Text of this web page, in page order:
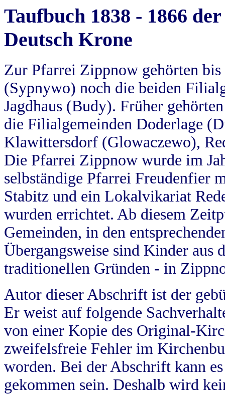
Taufbuch 1838 - 1866
Deutsch Krone
Zur Pfarrei Zippnow gehörten
(Sypnywo) noch die beiden
Jagdhaus (Budy). Früher
die Filialgemeinden Doderlage
Klawittersdorf (Glowaczewo),
Die Pfarrei Zippnow wurde im
selbständige Pfarrei Freudenfier
Stabitz und ein Lokalvikariat
wurden errichtet. Ab diesem
Gemeinden, in den
Übergangsweise sind Kinder aus
traditionellen Gründen - in
Autor dieser Abschrift ist der
Er weist auf folgende
von einer Kopie des Original-
zweifelsfreie Fehler im
worden. Bei der Abschrift kann
gekommen sein. Deshalb wird